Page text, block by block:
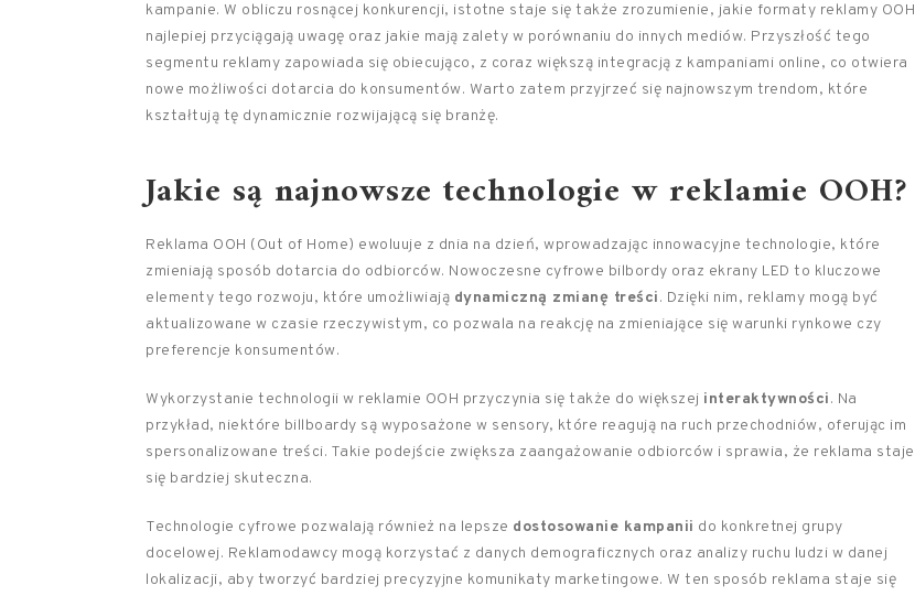
kampanie. W obliczu rosnącej konkurencji, istotne staje się także zrozumienie, jakie formaty reklamy OOH
najlepiej przyciągają uwagę oraz jakie mają zalety w porównaniu do innych mediów. Przyszłość tego
segmentu reklamy zapowiada się obiecująco, z coraz większą integracją z kampaniami online, co otwiera
nowe możliwości dotarcia do konsumentów. Warto zatem przyjrzeć się najnowszym trendom, które
kształtują tę dynamicznie rozwijającą się branżę.
Jakie są najnowsze technologie w reklamie OOH?
Reklama OOH (Out of Home) ewoluuje z dnia na dzień, wprowadzając innowacyjne technologie, które
zmieniają sposób dotarcia do odbiorców. Nowoczesne cyfrowe bilbordy oraz ekrany LED to kluczowe
elementy tego rozwoju, które umożliwiają dynamiczną zmianę treści. Dzięki nim, reklamy mogą być
aktualizowane w czasie rzeczywistym, co pozwala na reakcję na zmieniające się warunki rynkowe czy
preferencje konsumentów.
Wykorzystanie technologii w reklamie OOH przyczynia się także do większej interaktywności. Na
przykład, niektóre billboardy są wyposażone w sensory, które reagują na ruch przechodniów, oferując im
spersonalizowane treści. Takie podejście zwiększa zaangażowanie odbiorców i sprawia, że reklama staje
się bardziej skuteczna.
Technologie cyfrowe pozwalają również na lepsze dostosowanie kampanii do konkretnej grupy
docelowej. Reklamodawcy mogą korzystać z danych demograficznych oraz analizy ruchu ludzi w danej
lokalizacji, aby tworzyć bardziej precyzyjne komunikaty marketingowe. W ten sposób reklama staje się